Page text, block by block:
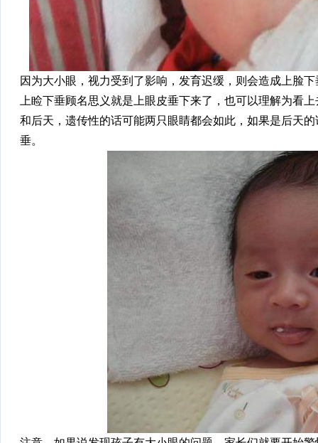
因为大小眼，视力受到了影响，发育迟缓，则会造成上脸下
上睑下垂顾名思义就是上眼皮垂下来了，也可以理解为看
和后天，遗传性的话可能两只眼睛都会如此，如果是后天
垂。